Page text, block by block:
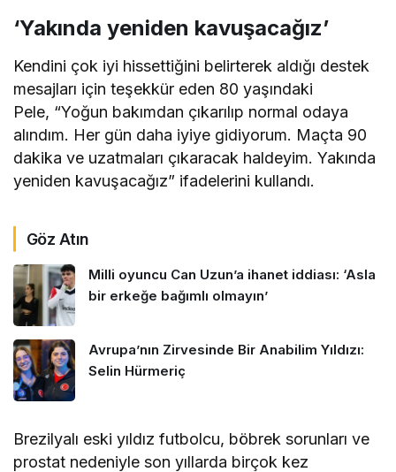
‘Yakında yeniden kavuşacağız’
Kendini çok iyi hissettiğini belirterek aldığı destek
mesajları için teşekkür eden 80 yaşındaki
Pele, “Yoğun bakımdan çıkarılıp normal odaya
alındım. Her gün daha iyiye gidiyorum. Maçta 90
dakika ve uzatmaları çıkaracak haldeyim. Yakında
yeniden kavuşacağız” ifadelerini kullandı.
Göz Atın
Milli oyuncu Can Uzun’a ihanet iddiası: ‘Asla
bir erkeğe bağımlı olmayın’
Avrupa’nın Zirvesinde Bir Anabilim Yıldızı:
Selin Hürmeriç
Brezilyalı eski yıldız futbolcu, böbrek sorunları ve
prostat nedeniyle son yıllarda birçok kez